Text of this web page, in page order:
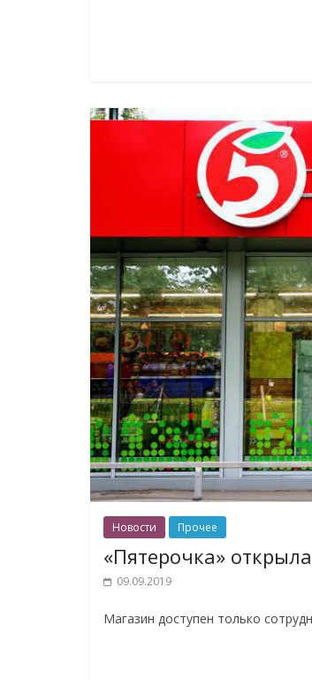
Новости Прочее
«Пятерочка»
09.09.2019
Магазин доступен только